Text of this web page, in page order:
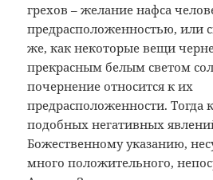
грехов – желание нафса
предрасположенностью, или
же, как некоторые вещи
прекрасным белым светом
почернение относится к их
предрасположенности. Тогда
подобных негативных
Божественному указанию,
много положительного,